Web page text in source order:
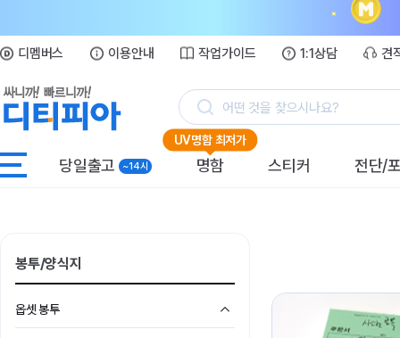
디멤버스 이용안내 작업가이드 1:1상담 견
어떤 것을 찾으시나요?
당일출고 ~14시
UV명함 최저가
명함 스티커 전단/
봉투/양식지
옵셋 봉투